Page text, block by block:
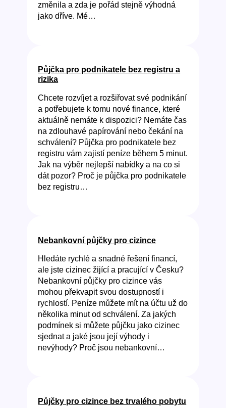
změnila a zda je pořád stejně výhodná
jako dříve. Mé…
Půjčka pro podnikatele bez registru a
rizika
Chcete rozvíjet a rozšiřovat své podnikání
a potřebujete k tomu nové finance, které
aktuálně nemáte k dispozici? Nemáte čas
na zdlouhavé papírování nebo čekání na
schválení? Půjčka pro podnikatele bez
registru vám zajistí peníze během 5 minut.
Jak na výběr nejlepší nabídky a na co si
dát pozor? Proč je půjčka pro podnikatele
bez registru…
Nebankovní půjčky pro cizince
Hledáte rychlé a snadné řešení financí,
ale jste cizinec žijící a pracující v Česku?
Nebankovní půjčky pro cizince vás
mohou překvapit svou dostupností i
rychlostí. Peníze můžete mít na účtu už do
několika minut od schválení. Za jakých
podmínek si můžete půjčku jako cizinec
sjednat a jaké jsou její výhody i
nevýhody? Proč jsou nebankovní…
Půjčky pro cizince bez trvalého pobytu